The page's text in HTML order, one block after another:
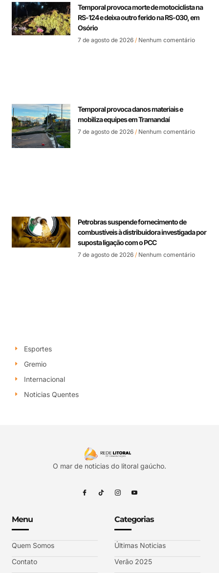
Temporal provoca morte de motociclista na
RS-124 e deixa outro ferido na RS-030, em
Osório
7 de agosto de 2026 Nenhum comentário
Temporal provoca danos materiais e
mobiliza equipes em Tramandaí
7 de agosto de 2026 Nenhum comentário
Petrobras suspende fornecimento de
combustíveis à distribuidora investigada por
suposta ligação com o PCC
7 de agosto de 2026 Nenhum comentário
Esportes
Gremio
Internacional
Noticias Quentes
O mar de noticias do litoral gaúcho.
Menu
Quem Somos
Contato
Categorias
Últimas Noticias
Verão 2025